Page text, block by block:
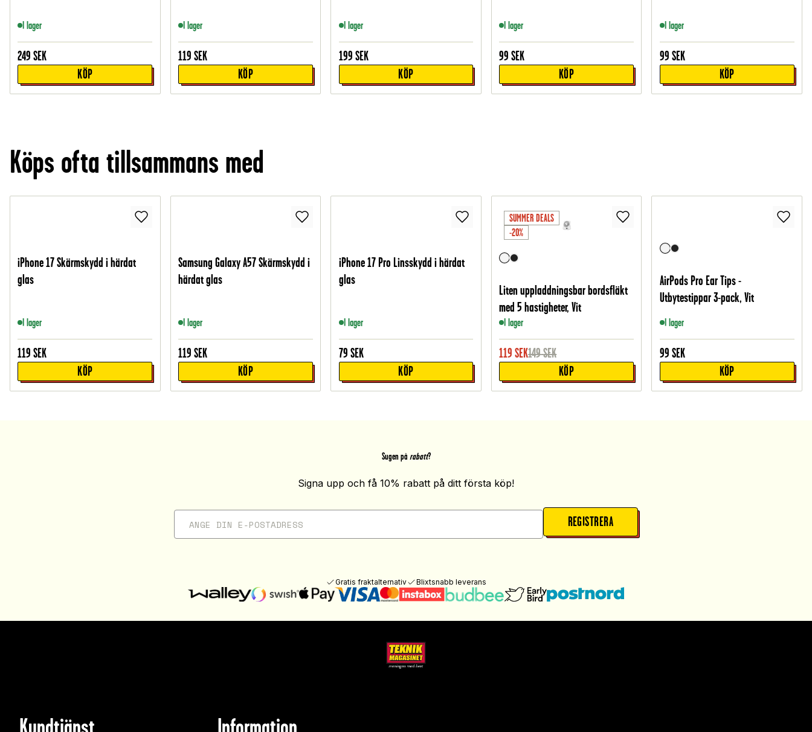
I lager
249 SEK
KÖP
I lager
119 SEK
KÖP
I lager
199 SEK
KÖP
I lager
99 SEK
KÖP
I lager
99 SEK
KÖP
Köps ofta tillsammans med
iPhone 17 Skärmskydd i härdat
glas
I lager
119 SEK
KÖP
Samsung Galaxy A57 Skärmskydd i
härdat glas
I lager
119 SEK
KÖP
iPhone 17 Pro Linsskydd i härdat
glas
I lager
79 SEK
KÖP
SUMMER DEALS
-20%
Liten uppladdningsbar bordsfläkt
med 5 hastigheter, Vit
I lager
119 SEK149SEK
KÖP
AirPods Pro Ear Tips -
Utbytestippar 3-pack, Vit
I lager
99 SEK
KÖP
Sugen på rabatt?
Signa upp och få 10% rabatt på ditt första köp!
REGISTRERA
Gratis fraktalternativ Blixtsnabb leverans